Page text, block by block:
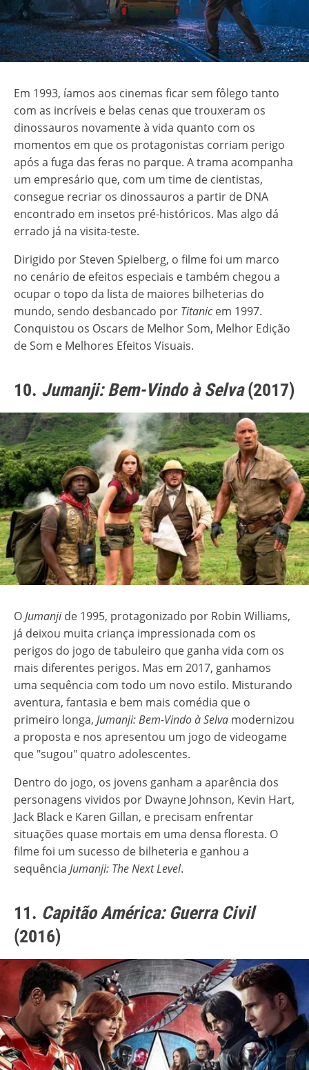
Em 1993, íamos aos cinemas ficar sem fôlego tanto
com as incríveis e belas cenas que trouxeram os
dinossauros novamente à vida quanto com os
momentos em que os protagonistas corriam perigo
após a fuga das feras no parque. A trama acompanha
um empresário que, com um time de cientistas,
consegue recriar os dinossauros a partir de DNA
encontrado em insetos pré-históricos. Mas algo dá
errado já na visita-teste.
Dirigido por Steven Spielberg, o filme foi um marco
no cenário de efeitos especiais e também chegou a
ocupar o topo da lista de maiores bilheterias do
mundo, sendo desbancado por Titanicem 1997.
Conquistou os Oscars de Melhor Som, Melhor Edição
de Som e Melhores Efeitos Visuais.
10. Jumanji: Bem-Vindo à Selva(2017)
OJumanjide 1995, protagonizado por Robin Williams,
já deixou muita criança impressionada com os
perigos do jogo de tabuleiro que ganha vida com os
mais diferentes perigos. Mas em 2017, ganhamos
uma sequência com todo um novo estilo. Misturando
aventura, fantasia e bem mais comédia que o
primeiro longa, Jumanji: Bem-Vindo à Selva modernizou
a proposta e nos apresentou um jogo de videogame
que "sugou" quatro adolescentes.
Dentro do jogo, os jovens ganham a aparência dos
personagens vividos por Dwayne Johnson, Kevin Hart,
Jack Black e Karen Gillan, e precisam enfrentar
situações quase mortais em uma densa floresta. O
filme foi um sucesso de bilheteria e ganhou a
sequência Jumanji: The Next Level.
11. Capitão América: Guerra Civil
(2016)